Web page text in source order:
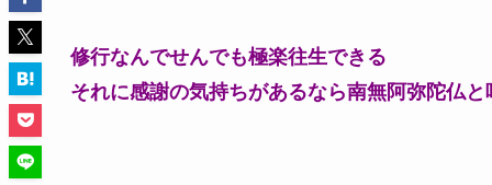
修行なんでせんでも極楽往生できる
それに感謝の気持ちがあるなら南無阿弥陀仏と